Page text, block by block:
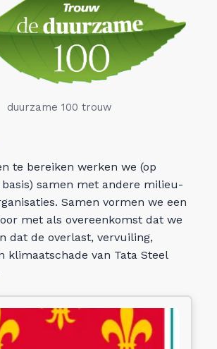
duurzame 100 trouw
te bereiken werken we (op
samen met andere milieu-
Samen vormen we een
met als overeenkomst dat we
dat de overlast, vervuiling,
klimaatschade van Tata Steel